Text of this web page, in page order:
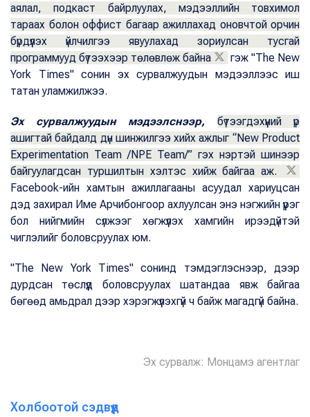
аялал, подкаст байрлуулах, мэдээллийн товхимол
тараах болон оффист багаар ажиллахад оновчтой орчин
бүрдүүлэх үйлчилгээ явуулахад зориулсан тусгай
программууд бүтээхээр төлөвлөж байна
гэж "The New
York Times" сонин эх сурвалжуудын мэдээллээс иш
татан уламжилжээ.
Эх сурвалжуудын мэдээлснээр, бүтээгдэхүүний үр
ашигтай байдалд дүн шинжилгээ хийх ажлыг “New Product
Experimentation Team /NPE Team/” гэх нэртэй шинээр
байгуулагдсан туршилтын хэлтэс хийж байгаа аж.
Facebook-ийн хамтын ажиллагааны асуудал хариуцсан
дэд захирал Име Арчибонгоор ахлуулсан энэ нэгжийн үүрэг
бол нийгмийн сүлжээг хөгжүүлэх хамгийн ирээдүйтэй
чиглэлийг боловсруулах юм.
"The New York Times" сонинд тэмдэглэснээр, дээр
дурдсан төслүүд боловсруулах шатандаа явж байгаа
бөгөөд амьдрал дээр хэрэгжүүлэхгүй ч байж магадгүй байна.
Эх сурвалж: Монцамэ агентлаг
Холбоотой сэдвүүд